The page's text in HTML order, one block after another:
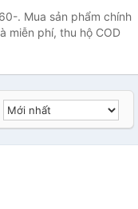
. Mua sản phẩm chính
miễn phí, thu hộ COD